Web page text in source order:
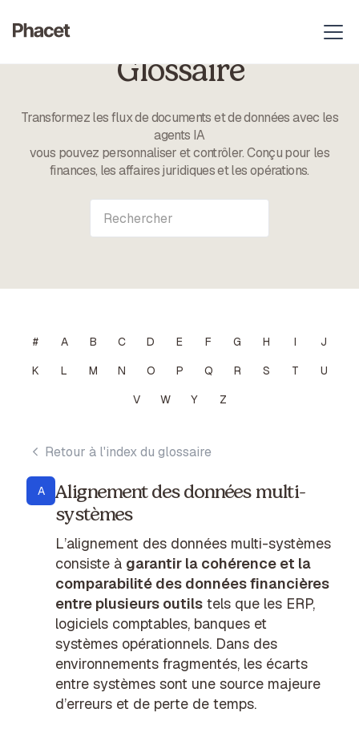
Glossaire
Transformez les flux de documents et de données avec les
agents IA
vous pouvez personnaliser et contrôler. Conçu pour les
finances, les affaires juridiques et les opérations.
# A B C D E F G H I
J
K
L M N O P Q R S T
U
V
W Y Z
Retour à l'index du glossaire
A
Alignement des données multi-
systèmes
L’alignement des données multi-systèmes
consiste à garantir la cohérence et la
comparabilité des données financières
entre plusieurs outils tels que les ERP,
logiciels comptables, banques et
systèmes opérationnels. Dans des
environnements fragmentés, les écarts
entre systèmes sont une source majeure
d’erreurs et de perte de temps.